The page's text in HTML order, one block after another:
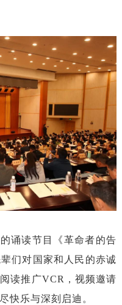
诵读节目《革命者的告
们对国家和人民的赤诚
读推广VCR，视频邀请
快乐与深刻启迪。